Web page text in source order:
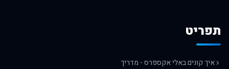
תפריט
איך קונים באלי אקספרס - מדריך